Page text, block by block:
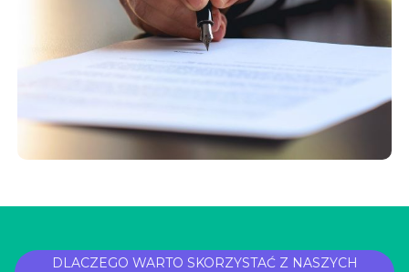
DLACZEGO WARTO SKORZYSTAĆ Z NASZYCH